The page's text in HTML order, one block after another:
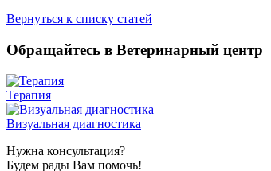
Вернуться к списку статей
Обращайтесь в Ветеринарный центр
Терапия
Визуальная диагностика
Нужна консультация?
Будем рады Вам помочь!